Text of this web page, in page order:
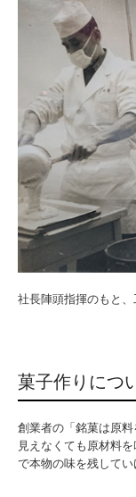
社長陣頭指揮のもと、
菓子作りにつ
創業者の「銘菓は原
見えなくても原材料
で本物の味を残してい